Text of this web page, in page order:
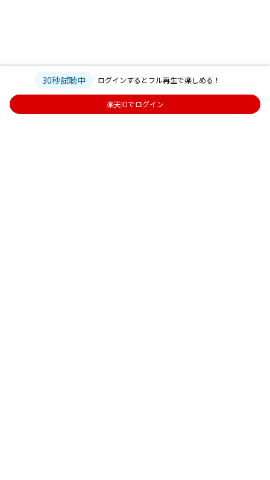
30秒試聴中 ログインするとフル再生で楽しめる！
楽天IDでログイン